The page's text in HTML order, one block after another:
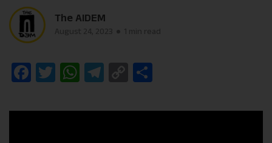
The AIDEM
Facebook
Twitter
WhatsApp
Telegram
Copy
Link